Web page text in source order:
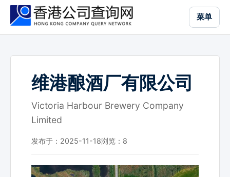
菜单
维港酿酒厂有限公司
Victoria Harbour Brewery Company
Limited
发布于：2025-11-18浏览： 8